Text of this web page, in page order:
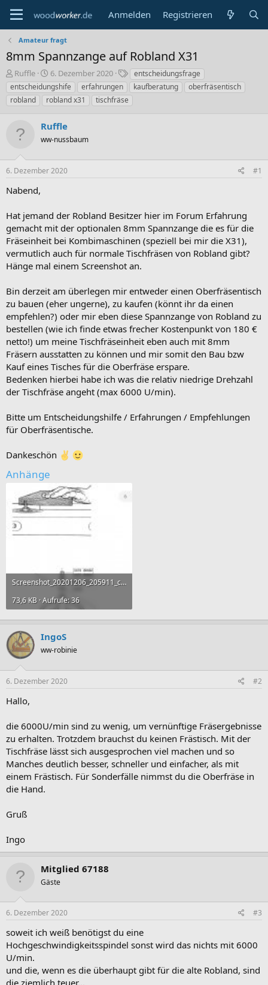
Anmelden Registrieren
Amateur fragt
8mm Spannzange auf Robland X31
E
r
s
t
r
Ruffle
E
r
s
t
l
l
a
m
6. Dezember 2020
S
c
h
l
r
entscheidungsfrage
entscheidungshife
erfahrungen kaufberatung
oberfräsentisch
robland
robland x31 tischfräse
Ruffle
ww-nussbaum
6. Dezember 2020 #1
Nabend,
Hat jemand der Robland Besitzer hier im Forum Erfahrung
gemacht mit der optionalen 8mm Spannzange die es für die
Fräseinheit bei Kombimaschinen (speziell bei mir die X31),
vermutlich auch für normale Tischfräsen von Robland gibt?
Hänge mal einem Screenshot an.
Bin derzeit am überlegen mir entweder einen Oberfräsentisch
zu bauen (eher ungerne), zu kaufen (könnt ihr da einen
empfehlen?) oder mir eben diese Spannzange von Robland zu
bestellen (wie ich finde etwas frecher Kostenpunkt von 180 €
netto!) um meine Tischfräseinheit eben auch mit 8mm
Fräsern ausstatten zu können und mir somit den Bau bzw
Kauf eines Tisches für die Oberfräse erspare.
Bedenken hierbei habe ich was die relativ niedrige Drehzahl
der Tischfräse angeht (max 6000 U/min).
Bitte um Entscheidungshilfe / Erfahrungen / Empfehlungen
für Oberfräsentische.
Dankeschön
Anhänge
Screenshot_20201206_205911_com.adobe.reader.jpg
73,6 KB · Aufrufe: 36
IngoS
ww-robinie
6. Dezember 2020 #2
Hallo,
die 6000U/min sind zu wenig, um vernünftige Fräsergebnisse
zu erhalten. Trotzdem brauchst du keinen Frästisch. Mit der
Tischfräse lässt sich ausgesprochen viel machen und so
Manches deutlich besser, schneller und einfacher, als mit
einem Frästisch. Für Sonderfälle nimmst du die Oberfräse in
die Hand.
Gruß
Ingo
Mitglied 67188
Gäste
6. Dezember 2020 #3
soweit ich weiß benötigst du eine
Hochgeschwindigkeitsspindel sonst wird das nichts mit 6000
U/min.
und die, wenn es die überhaupt gibt für die alte Robland, sind
die ziemlich teuer...